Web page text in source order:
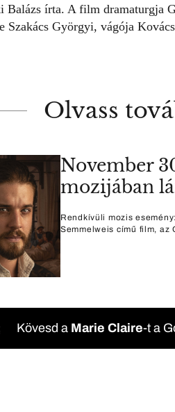
Balázs írta. A film dramaturgja
Szakács Györgyi, vágója
Olvass
November
mozijában
Rendkívüli mozis
Semmelweis című film,
Kövesd a Marie Claire-t a